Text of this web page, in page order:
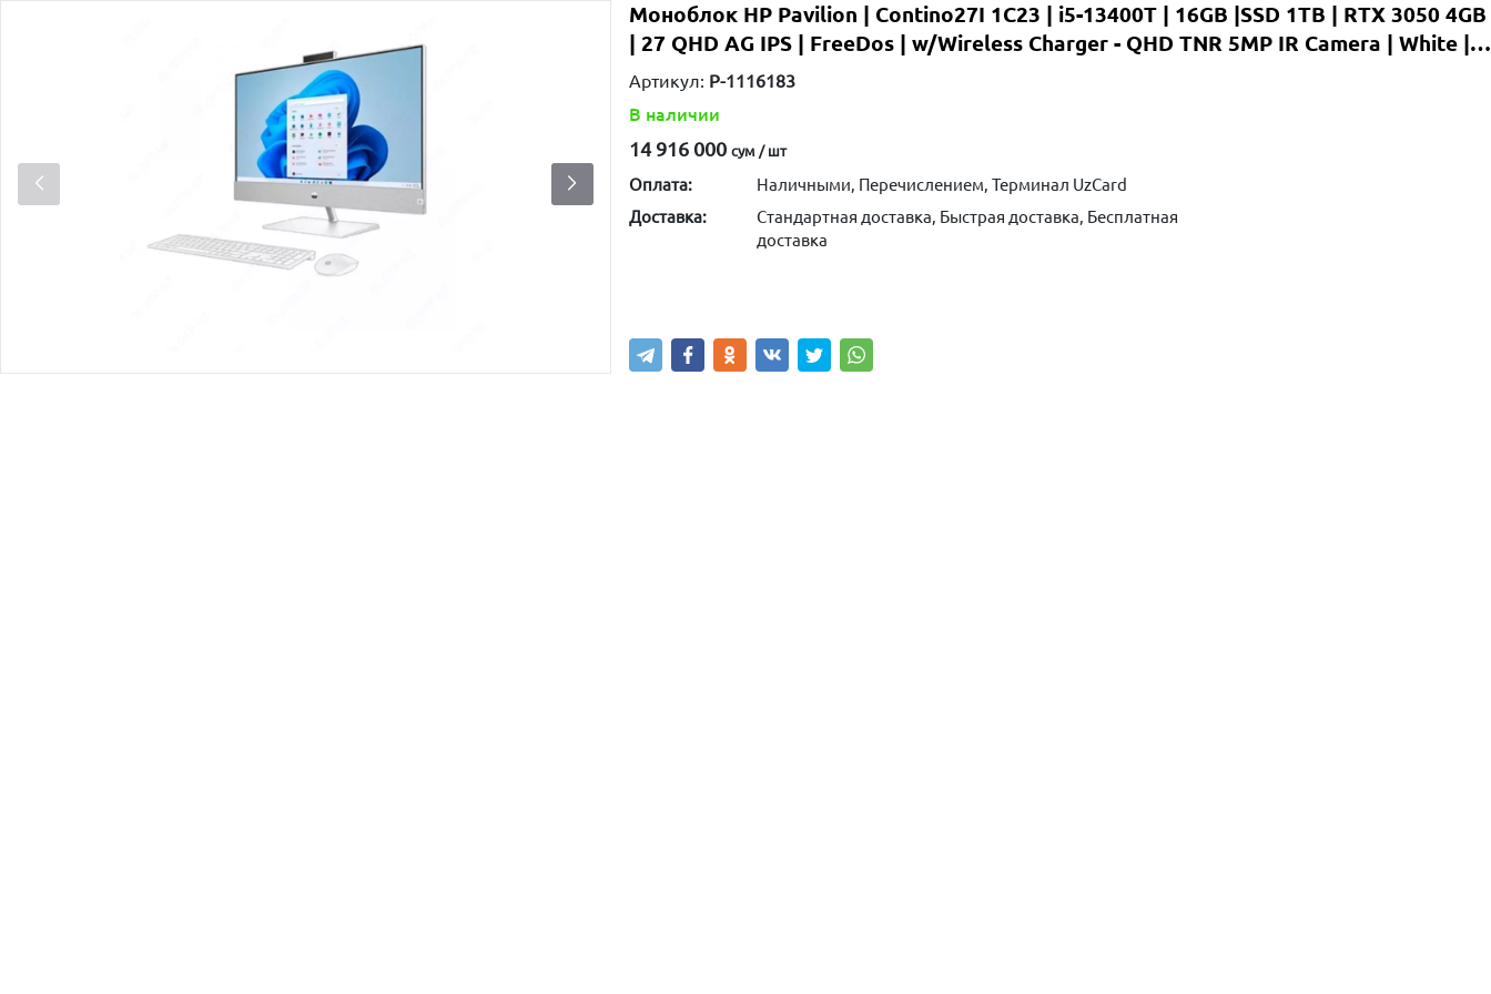
Моноблок HP Pavilion | Contino27I 1C23 | i5-13400T | 16GB |SSD 1TB | RTX 3050 4GB
| 27 QHD AG IPS | FreeDos | w/Wireless Charger - QHD TNR 5MP IR Camera | White |
(p/n 7Y0H1EA)
Артикул: P-1116183
В наличии
14 916 000 сум / шт
Оплата:
Наличными, Перечислением, Терминал UzCard
Доставка:
Стандартная доставка, Быстрая доставка, Бесплатная
доставка